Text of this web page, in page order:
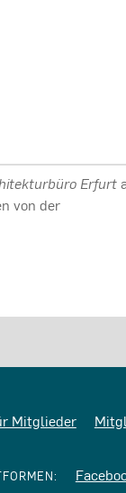
Erfurt
von der
Mitglieder